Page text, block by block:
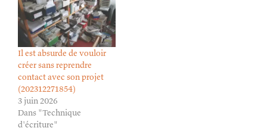
Il est absurde de vouloir
créer sans reprendre
contact avec son projet
(202312271854)
3 juin 2026
Dans "Technique
d'écriture"